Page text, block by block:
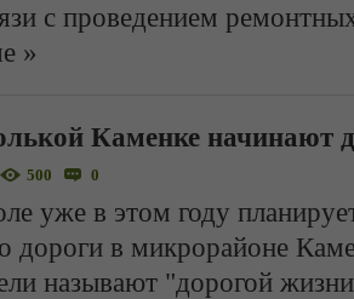
с проведением
»
Каменке начинают
500 0
уже в этом году
дороги в микрорайоне
называют "дорогой